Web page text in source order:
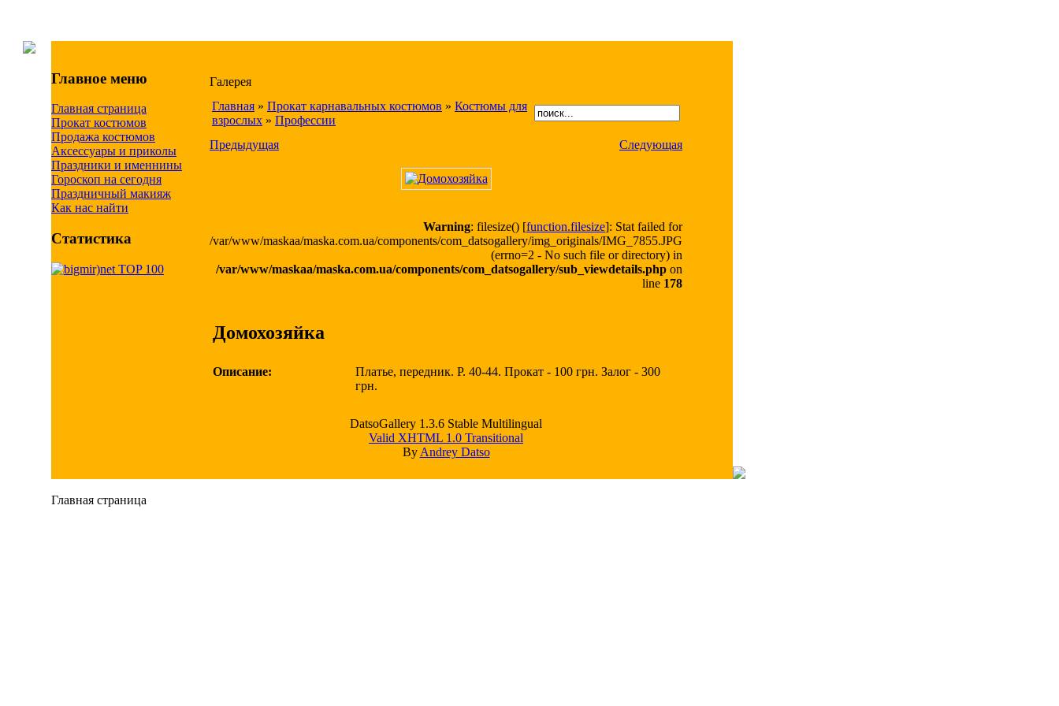
Главное меню
Главная страница
Прокат костюмов
Продажа костюмов
Аксессуары и приколы
Праздники и именнины
Гороскоп на сегодня
Праздничный макияж
Как нас найти
Статистика
Галерея
Главная » Прокат карнавальных костюмов » Костюмы для
взрослых » Профессии
Предыдущая
Следующая
Warning: filesize() [function.filesize]: Stat failed for
/var/www/maskaa/maska.com.ua/components/com_datsogallery/img_originals/IMG_7855.JPG
(errno=2 - No such file or directory) in
/var/www/maskaa/maska.com.ua/components/com_datsogallery/sub_viewdetails.php on
line 178
Домохозяйка
Описание:
Платье, передник. Р. 40-44. Прокат - 100 грн. Залог - 300
грн.
DatsoGallery 1.3.6 Stable Multilingual
Valid XHTML 1.0 Transitional
By Andrey Datso
Главная страница